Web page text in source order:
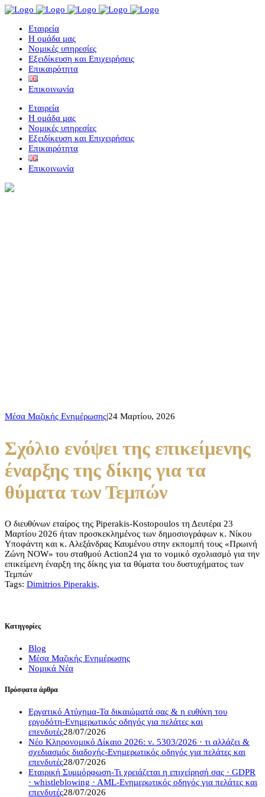
Eταιρεία
Η ομάδα μας
Νομικές υπηρεσίες
Εξειδίκευση και Επιχειρήσεις
Επικαιρότητα
Επικοινωνία
Eταιρεία
Η ομάδα μας
Νομικές υπηρεσίες
Εξειδίκευση και Επιχειρήσεις
Επικαιρότητα
Επικοινωνία
Μέσα Μαζικής Ενημέρωσης|24 Μαρτίου, 2026
Σχόλιο ενόψει της επικείμενης
έναρξης της δίκης για τα
θύματα των Τεμπών
Ο διευθύνων εταίρος της Piperakis-Kostopoulos τη Δευτέρα 23
Μαρτίου 2026 ήταν προσκεκλημένος των δημοσιογράφων κ. Νίκου
Υποφάντη και κ. Αλεξάνδρας Καυμένου στην εκπομπή τους «Πρωινή
Ζώνη NOW» του σταθμού Action24 για το νομικό σχολιασμό για την
επικείμενη έναρξη της δίκης για τα θύματα του δυστυχήματος των
Τεμπών
Tags: Dimitrios Piperakis,
Κατηγορίες
Blog
Μέσα Μαζικής Ενημέρωσης
Νομικά Νέα
Πρόσφατα άρθρα
Εργατικό Ατύχημα-Τα δικαιώματά σας & η ευθύνη του
εργοδότη-Ενημερωτικός οδηγός για πελάτες και
επενδυτές28/07/2026
Νέο Κληρονομικό Δίκαιο 2026: ν. 5303/2026 · τι αλλάζει &
σχεδιασμός διαδοχής-Ενημερωτικός οδηγός για πελάτες και
επενδυτές28/07/2026
Εταιρική Συμμόρφωση-Τι χρειάζεται η επιχείρησή σας · GDPR
· whistleblowing · AML-Ενημερωτικός οδηγός για πελάτες και
επενδυτές28/07/2026